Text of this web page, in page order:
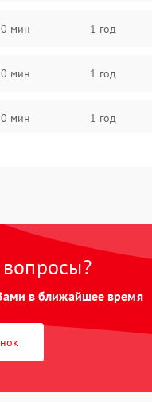
мин 1 год
мин 1 год
мин 1 год
1 год
в ближайшее время